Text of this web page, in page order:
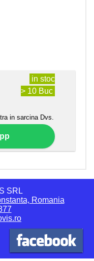
in stoc
> 10 Buc
in sarcina Dvs.
SRL
Romania